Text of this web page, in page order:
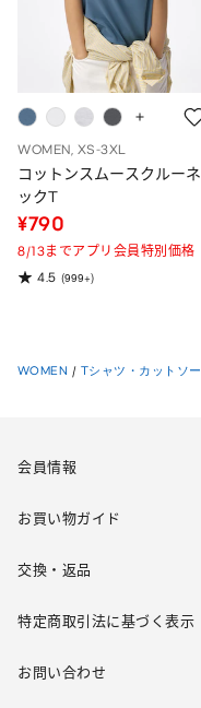
WOMEN, XS-3XL
コットンスムースクルーネ
ックT
¥790
8/13までアプリ会員特別価格
4.5 (999+)
WOMEN / Tシャツ・カットソー
会員情報
お買い物ガイド
交換・返品
特定商取引法に基づく表示
お問い合わせ